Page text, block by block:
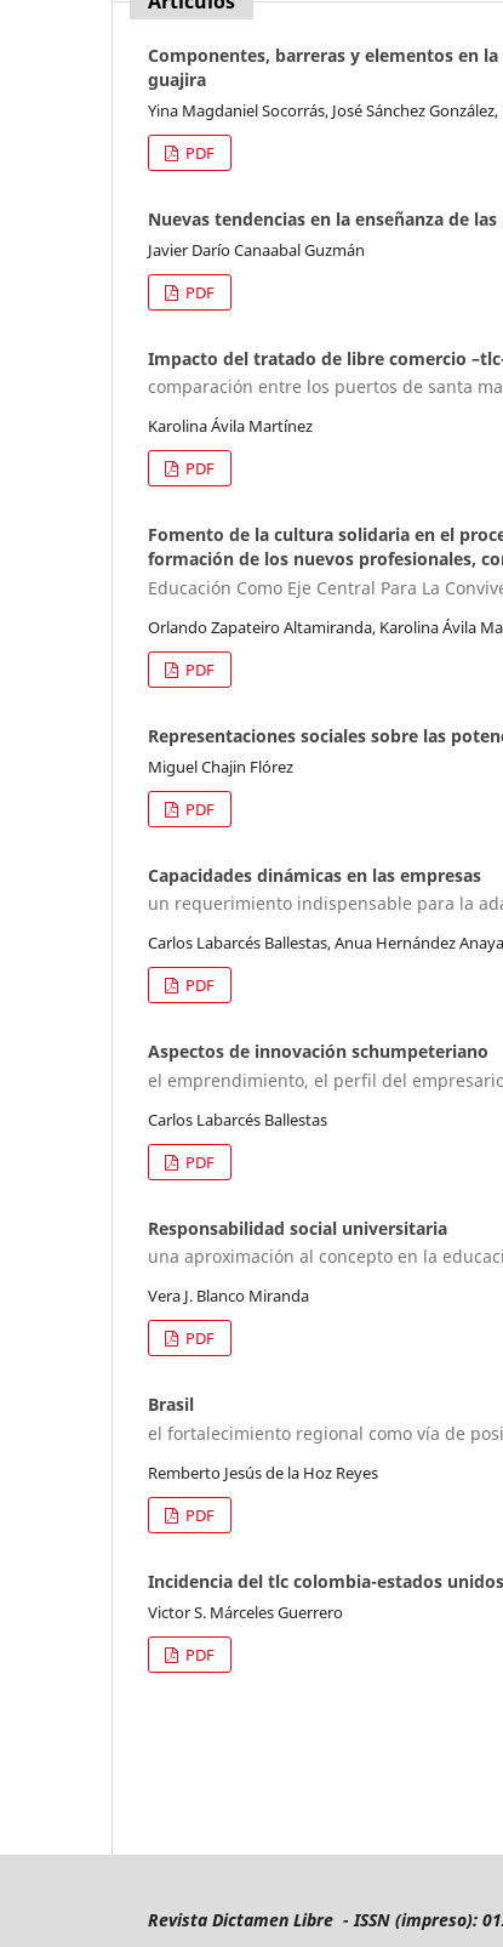
Componentes, barreras y elementos en
guajira
Yina Magdaniel Socorrás, José Sánchez
PDF
Nuevas tendencias en la enseñanza de
Javier Darío Canaabal Guzmán
PDF
Impacto del tratado de libre comercio
comparación entre los puertos de santa
Karolina Ávila Martínez
PDF
Fomento de la cultura solidaria en el
formación de los nuevos profesionales,
Educación Como Eje Central Para La
Orlando Zapateiro Altamiranda, Karolina Ávila
PDF
Representaciones sociales sobre las
Miguel Chajin Flórez
PDF
Capacidades dinámicas en las empresas
un requerimiento indispensable para la
Carlos Labarcés Ballestas, Anua Hernández
PDF
Aspectos de innovación schumpeteriano
el emprendimiento, el perfil del
Carlos Labarcés Ballestas
PDF
Responsabilidad social universitaria
una aproximación al concepto en la
Vera J. Blanco Miranda
PDF
Brasil
el fortalecimiento regional como vía de
Remberto Jesús de la Hoz Reyes
PDF
Incidencia del tlc colombia-estados
Victor S. Márceles Guerrero
PDF
Revista Dictamen Libre - ISSN (impreso):